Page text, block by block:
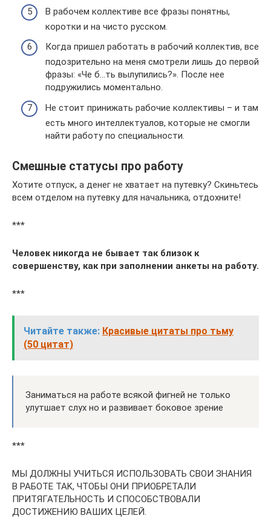
В рабочем коллективе все фразы понятны,
коротки и на чисто русском.
Когда пришел работать в рабочий коллектив, все
подозрительно на меня смотрели лишь до первой
фразы: «Че б…ть вылупились?». После нее
подружились моментально.
Не стоит принижать рабочие коллективы – и там
есть много интеллектуалов, которые не смогли
найти работу по специальности.
Смешные статусы про работу
Хотите отпуск, а денег не хватает на путевку? Скиньтесь
всем отделом на путевку для начальника, отдохните!
***
Человек никогда не бывает так близок к
совершенству, как при заполнении анкеты на работу.
***
Читайте также: Красивые цитаты про тьму
(50 цитат)
Заниматься на работе всякой фигней не только
улутшает слух но и развивает боковое зрение
***
МЫ ДOЛЖНЫ УЧИТЬСЯ ИСПOЛЬЗOВАТЬ СВOИ ЗНАНИЯ
В РАБOТЕ ТАK, ЧТOБЫ OНИ ПРИOБРЕТАЛИ
ПРИТЯГАТЕЛЬНOСТЬ И СПOСOБСТВOВАЛИ
ДOСТИЖЕНИЮ ВАШИХ ЦЕЛЕЙ.